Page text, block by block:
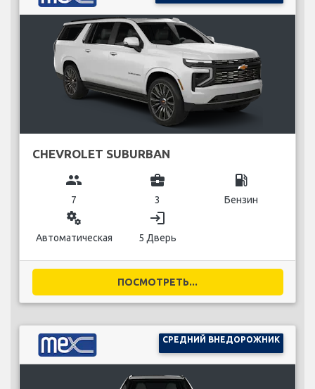
CHEVROLET SUBURBAN
group
7
business_center
3
local_gas_station
Бензин
miscellaneous_services
Автоматическая
login
5 Дверь
ПОСМОТРЕТЬ...
СРЕДНИЙ ВНЕДОРОЖНИК